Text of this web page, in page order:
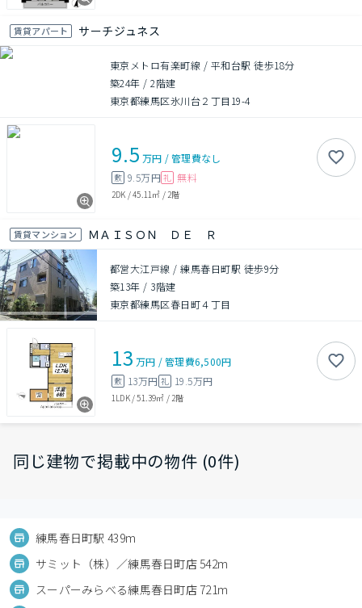
賃貸アパート サーチジュネス
東京メトロ有楽町線 / 平和台駅 徒歩18分
築24年 /2階建
東京都練馬区氷川台２丁目19-4
9.5 万円 /管理費なし
敷 9.5万円 礼 無料
2DK /45.11㎡ / 2階
賃貸マンション ＭＡＩＳＯＮ ＤＥ Ｒ
都営大江戸線 / 練馬春日町駅 徒歩9分
築13年 / 3階建
東京都練馬区春日町４丁目
13 万円 /管理費6,500円
敷 13万円 礼 19.5万円
1LDK/51.39㎡ / 2階
同じ建物で掲載中の物件 (0件)
練馬春日町駅 439m
サミット（株）／練馬春日町店 542m
スーパーみらべる練馬春日町店 721m